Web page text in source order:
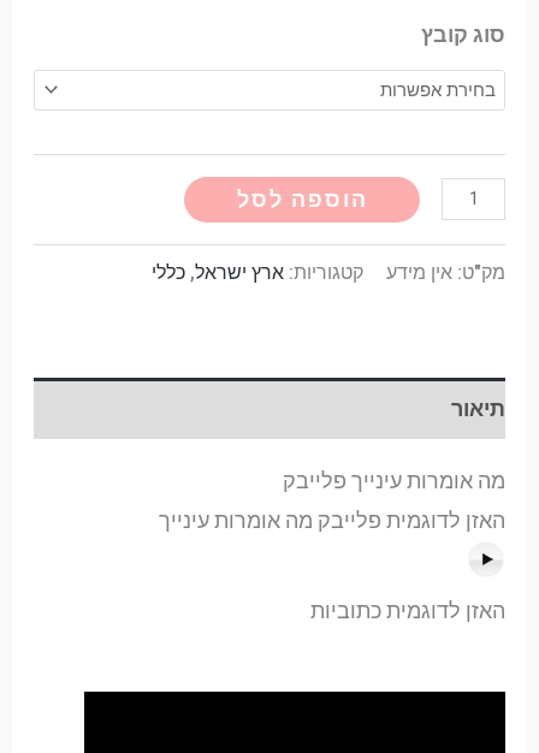
סוג קובץ
הוספה לסל Alternative:
מק"ט: אין מידע קטגוריות: ארץ ישראל, כללי
תיאור
מה אומרות עינייך פלייבק
האזן לדוגמית פלייבק מה אומרות עינייך
האזן לדוגמית כתוביות